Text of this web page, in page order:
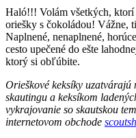
Haló!!! Volám všetkých,
oriešky s čokoládou! Vážne,
Naplnené, nenaplnené,
cesto upečené do ešte
ktorý si obľúbite.
Orieškové keksíky uzatvárajú
skautingu a keksíkom
vykrajovanie so skautskou
internetovom obchode